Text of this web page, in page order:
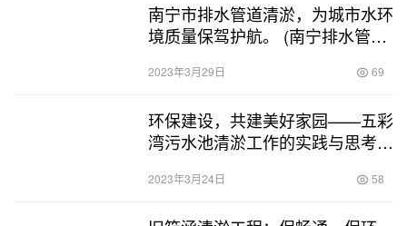
南宁市排水管道清淤，为城市水环
境质量保驾护航。 (南宁排水管道
2023年3月29日 69
环保建设，共建美好家园——五彩
湾污水池清淤工作的实践与思考。
2023年3月24日 58